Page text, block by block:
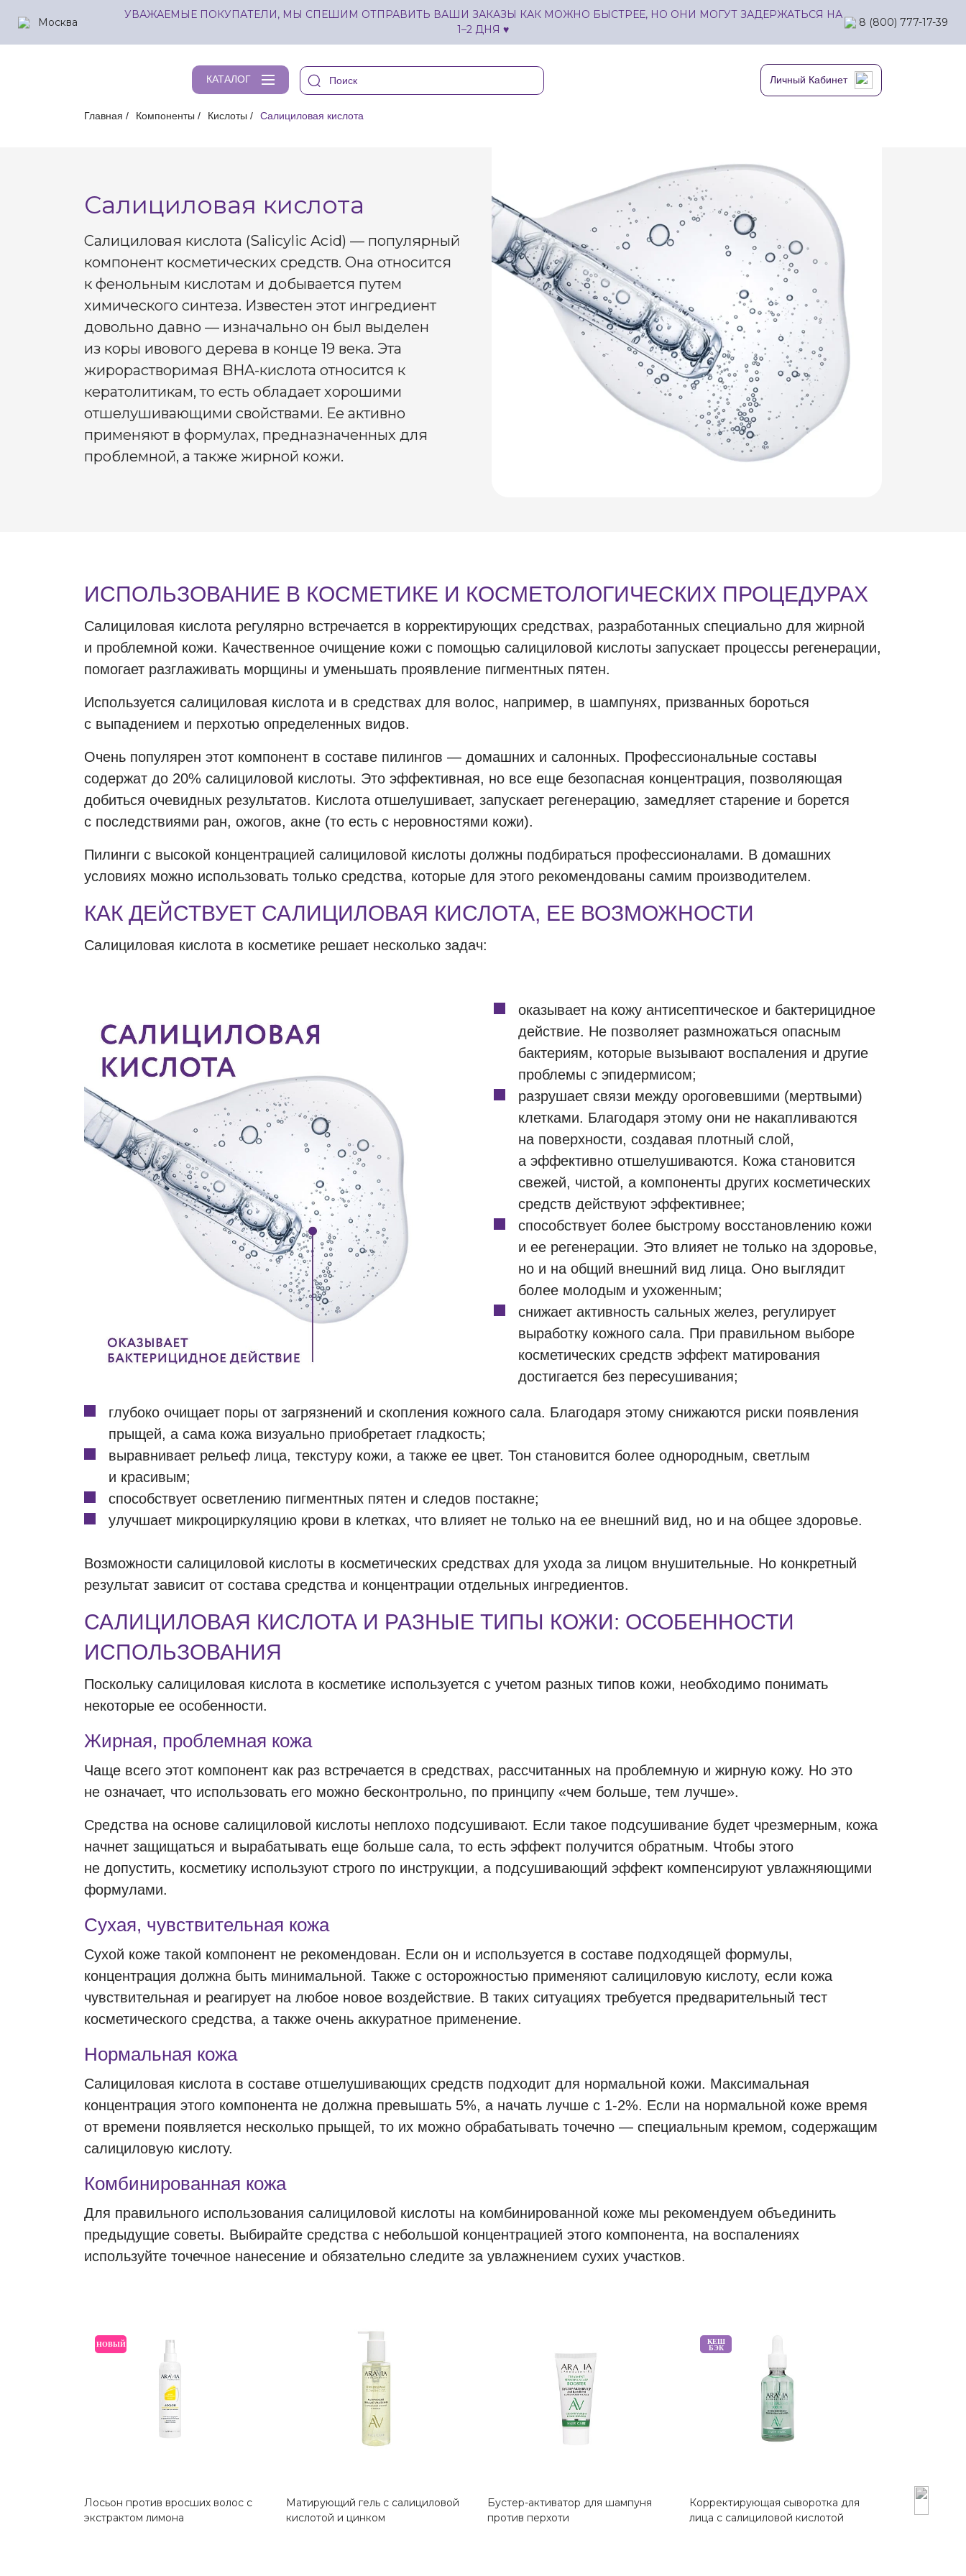
УВАЖАЕМЫЕ ПОКУПАТЕЛИ, МЫ СПЕШИМ ОТПРАВИТЬ ВАШИ ЗАКАЗЫ КАК МОЖНО БЫСТРЕЕ, НО ОНИ МОГУТ ЗАДЕРЖАТЬСЯ НА
1–2 ДНЯ ♥
Москва 8 (800) 777-17-39
КАТАЛОГ Личный Кабинет
Главная Компоненты Кислоты Салициловая кислота
Салициловая кислота
Салициловая кислота (Salicylic Acid) — популярный
компонент косметических средств. Она относится
к фенольным кислотам и добывается путем
химического синтеза. Известен этот ингредиент
довольно давно — изначально он был выделен
из коры ивового дерева в конце 19 века. Эта
жирорастворимая BHA-кислота относится к
кератолитикам, то есть обладает хорошими
отшелушивающими свойствами. Ее активно
применяют в формулах, предназначенных для
проблемной, а также жирной кожи.
ИСПОЛЬЗОВАНИЕ В КОСМЕТИКЕ И КОСМЕТОЛОГИЧЕСКИХ ПРОЦЕДУРАХ
Салициловая кислота регулярно встречается в корректирующих средствах, разработанных специально для жирной
и проблемной кожи. Качественное очищение кожи с помощью салициловой кислоты запускает процессы регенерации,
помогает разглаживать морщины и уменьшать проявление пигментных пятен.
Используется салициловая кислота и в средствах для волос, например, в шампунях, призванных бороться
с выпадением и перхотью определенных видов.
Очень популярен этот компонент в составе пилингов — домашних и салонных. Профессиональные составы
содержат до 20% салициловой кислоты. Это эффективная, но все еще безопасная концентрация, позволяющая
добиться очевидных результатов. Кислота отшелушивает, запускает регенерацию, замедляет старение и борется
с последствиями ран, ожогов, акне (то есть с неровностями кожи).
Пилинги с высокой концентрацией салициловой кислоты должны подбираться профессионалами. В домашних
условиях можно использовать только средства, которые для этого рекомендованы самим производителем.
КАК ДЕЙСТВУЕТ САЛИЦИЛОВАЯ КИСЛОТА, ЕЕ ВОЗМОЖНОСТИ
Салициловая кислота в косметике решает несколько задач:
оказывает на кожу антисептическое и бактерицидное
действие. Не позволяет размножаться опасным
бактериям, которые вызывают воспаления и другие
проблемы с эпидермисом;
разрушает связи между ороговевшими (мертвыми)
клетками. Благодаря этому они не накапливаются
на поверхности, создавая плотный слой,
а эффективно отшелушиваются. Кожа становится
свежей, чистой, а компоненты других косметических
средств действуют эффективнее;
способствует более быстрому восстановлению кожи
и ее регенерации. Это влияет не только на здоровье,
но и на общий внешний вид лица. Оно выглядит
более молодым и ухоженным;
снижает активность сальных желез, регулирует
выработку кожного сала. При правильном выборе
косметических средств эффект матирования
достигается без пересушивания;
глубоко очищает поры от загрязнений и скопления кожного сала. Благодаря этому снижаются риски появления
прыщей, а сама кожа визуально приобретает гладкость;
выравнивает рельеф лица, текстуру кожи, а также ее цвет. Тон становится более однородным, светлым
и красивым;
способствует осветлению пигментных пятен и следов постакне;
улучшает микроциркуляцию крови в клетках, что влияет не только на ее внешний вид, но и на общее здоровье.
Возможности салициловой кислоты в косметических средствах для ухода за лицом внушительные. Но конкретный
результат зависит от состава средства и концентрации отдельных ингредиентов.
САЛИЦИЛОВАЯ КИСЛОТА И РАЗНЫЕ ТИПЫ КОЖИ: ОСОБЕННОСТИ
ИСПОЛЬЗОВАНИЯ
Поскольку салициловая кислота в косметике используется с учетом разных типов кожи, необходимо понимать
некоторые ее особенности.
Жирная, проблемная кожа
Чаще всего этот компонент как раз встречается в средствах, рассчитанных на проблемную и жирную кожу. Но это
не означает, что использовать его можно бесконтрольно, по принципу «чем больше, тем лучше».
Средства на основе салициловой кислоты неплохо подсушивают. Если такое подсушивание будет чрезмерным, кожа
начнет защищаться и вырабатывать еще больше сала, то есть эффект получится обратным. Чтобы этого
не допустить, косметику используют строго по инструкции, а подсушивающий эффект компенсируют увлажняющими
формулами.
Сухая, чувствительная кожа
Сухой коже такой компонент не рекомендован. Если он и используется в составе подходящей формулы,
концентрация должна быть минимальной. Также с осторожностью применяют салициловую кислоту, если кожа
чувствительная и реагирует на любое новое воздействие. В таких ситуациях требуется предварительный тест
косметического средства, а также очень аккуратное применение.
Нормальная кожа
Салициловая кислота в составе отшелушивающих средств подходит для нормальной кожи. Максимальная
концентрация этого компонента не должна превышать 5%, а начать лучше с 1-2%. Если на нормальной коже время
от времени появляется несколько прыщей, то их можно обрабатывать точечно — специальным кремом, содержащим
салициловую кислоту.
Комбинированная кожа
Для правильного использования салициловой кислоты на комбинированной коже мы рекомендуем объединить
предыдущие советы. Выбирайте средства с небольшой концентрацией этого компонента, на воспалениях
используйте точечное нанесение и обязательно следите за увлажнением сухих участков.
НОВЫЙ
Лосьон против вросших волос с
экстрактом лимона
Матирующий гель с салициловой
кислотой и цинком
Бустер-активатор для шампуня
против перхоти
КЕШ
БЭК
Корректирующая сыворотка для
лица с салициловой кислотой
Шампунь с
салициловой